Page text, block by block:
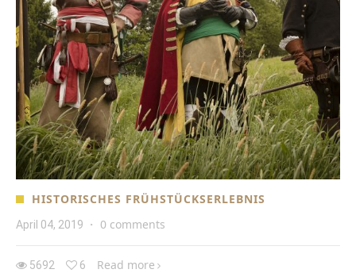
HISTORISCHES FRÜHSTÜCKSERLEBNIS
April 04, 2019 · 0 comments
5692 6 Read more